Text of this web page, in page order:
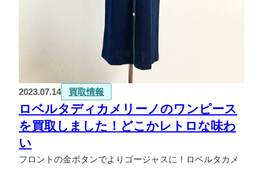
2023.07.14 買取情報
ロベルタディカメリーノのワンピース
を買取しました！どこかレトロな味わ
い
フロントの金ボタンでよりゴージャスに！ロベルタカメ